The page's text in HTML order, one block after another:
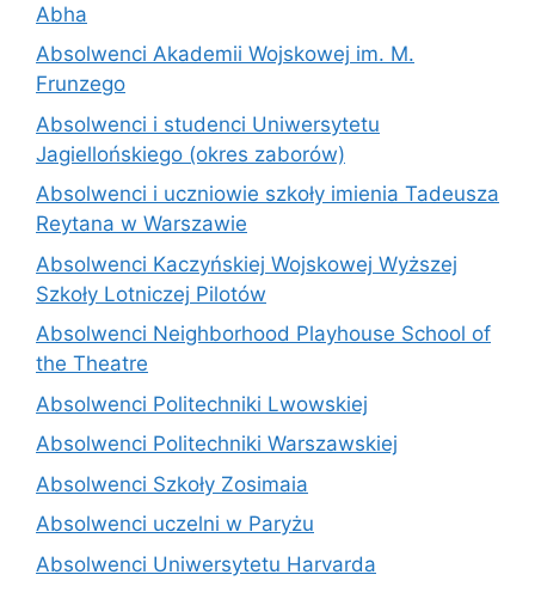
Abha
Absolwenci Akademii Wojskowej im. M.
Frunzego
Absolwenci i studenci Uniwersytetu
Jagiellońskiego (okres zaborów)
Absolwenci i uczniowie szkoły imienia Tadeusza
Reytana w Warszawie
Absolwenci Kaczyńskiej Wojskowej Wyższej
Szkoły Lotniczej Pilotów
Absolwenci Neighborhood Playhouse School of
the Theatre
Absolwenci Politechniki Lwowskiej
Absolwenci Politechniki Warszawskiej
Absolwenci Szkoły Zosimaia
Absolwenci uczelni w Paryżu
Absolwenci Uniwersytetu Harvarda